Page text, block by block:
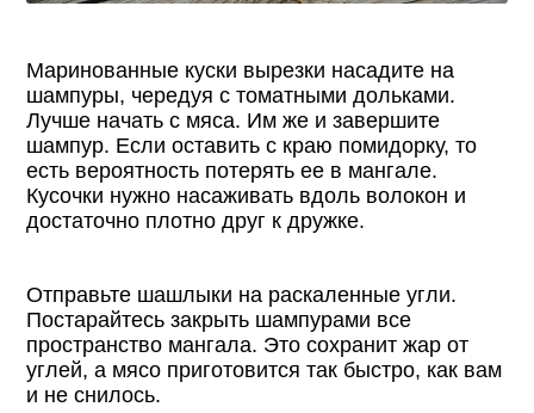
Маринованные куски вырезки насадите на
шампуры, чередуя с томатными дольками.
Лучше начать с мяса. Им же и завершите
шампур. Если оставить с краю помидорку, то
есть вероятность потерять ее в мангале.
Кусочки нужно насаживать вдоль волокон и
достаточно плотно друг к дружке.
Отправьте шашлыки на раскаленные угли.
Постарайтесь закрыть шампурами все
пространство мангала. Это сохранит жар от
углей, а мясо приготовится так быстро, как вам
и не снилось.